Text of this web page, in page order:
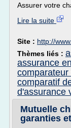
Assurer votre
Lire la suite
Site : http://
Thèmes liés :
assurance
comparatif
d'assurance
Mutuelle
garanties